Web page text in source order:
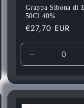
Grappa Sibona di
50Cl 40%
Prezzo
di
listino
€27,70 EUR
Diminuisci
quantità
Default